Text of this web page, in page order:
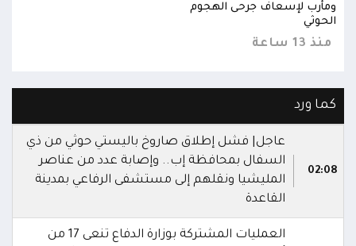
ومأرب لإسعاف جرحى الهجوم
الحوثي
منذ 13 ساعة
كما ورد
02:08
عاجل| فشل إطلاق صاروخ باليستي حوثي من ذي
السفال بمحافظة إب.. وإصابة عدد من عناصر
المليشيا ونقلهم إلى مستشفى الرفاعي بمدينة
القاعدة
العمليات المشتركة بوزارة الدفاع تنعى 17 من